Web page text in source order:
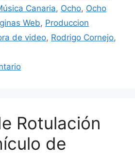
Canaria, Ocho, Ocho
Web, Produccion
de video, Rodrigo Cornejo,
Rotulación
de